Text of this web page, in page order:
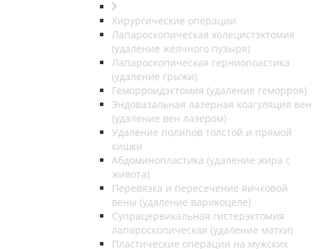
Хирургические операции
Лапароскопическая холецистэктомия
(удаление желчного пузыря)
Лапароскопическая герниопоастика
(удаление грыжи)
Геморроидэктомия (удаление геморроя)
Эндовазальная лазерная коагуляция вен
(удаление вен лазером)
Удаление полипов толстой и прямой
кишки
Абдоминопластика (удаление жира с
живота)
Перевязка и пересечение яичковой
вены (удаление варикоцеле)
Супрацервикальная гистерэктомия
лапароскопическая (удаление матки)
Пластические операции на мужских